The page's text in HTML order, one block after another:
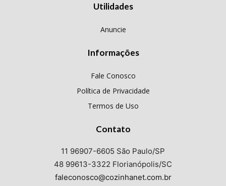
Utilidades
Anuncie
Informações
Fale Conosco
Política de Privacidade
Termos de Uso
Contato
11 96907-6605 São Paulo/SP
48 99613-3322 Florianópolis/SC
faleconosco@cozinhanet.com.br